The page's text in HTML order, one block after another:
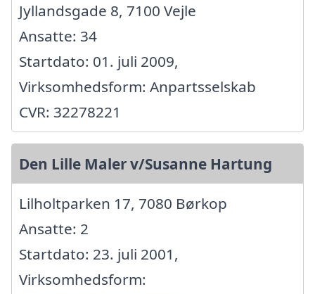
Jyllandsgade 8, 7100 Vejle
Ansatte: 34
Startdato: 01. juli 2009,
Virksomhedsform: Anpartsselskab
CVR: 32278221
Den Lille Maler v/Susanne Hartung
Lilholtparken 17, 7080 Børkop
Ansatte: 2
Startdato: 23. juli 2001,
Virksomhedsform: